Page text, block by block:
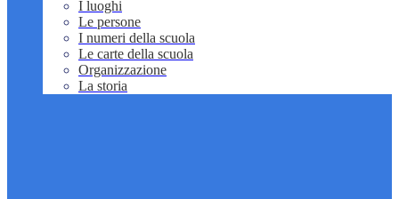
I luoghi
Le persone
I numeri della scuola
Le carte della scuola
Organizzazione
La storia